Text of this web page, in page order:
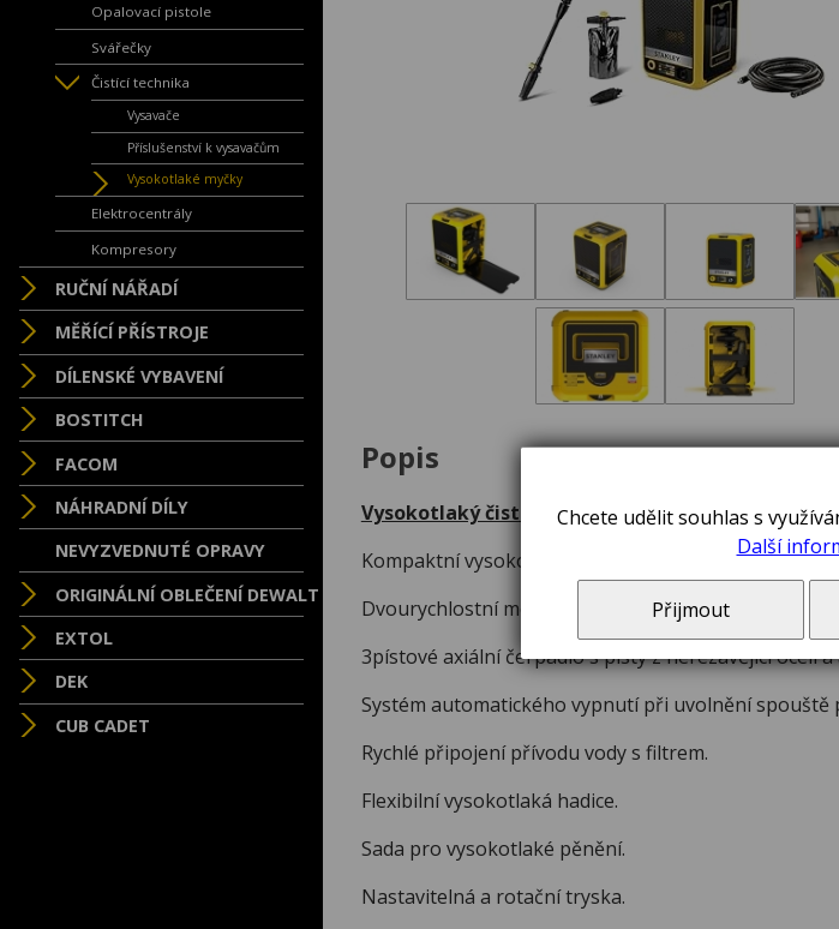
Opalovací pistole
Svářečky
Čistící technika
Vysavače
Příslušenství k vysavačům
Vysokotlaké myčky
Elektrocentrály
Kompresory
RUČNÍ NÁŘADÍ
MĚŘÍCÍ PŘÍSTROJE
DÍLENSKÉ VYBAVENÍ
BOSTITCH
FACOM
NÁHRADNÍ DÍLY
NEVYZVEDNUTÉ OPRAVY
ORIGINÁLNÍ OBLEČENÍ DEWALT
EXTOL
DEK
CUB CADET
Popis
Vysokotlaký čistič kompaktní 180 bar Stanley
Kompaktní vysokotlaký čistič s příslušenstvím
Dvourychlostní motor s tepelnou ochranou.
3pístové axiální čerpadlo s písty z nerezavějící oceli
Systém automatického vypnutí při uvolnění spouště
Rychlé připojení přívodu vody s filtrem.
Flexibilní vysokotlaká hadice.
Sada pro vysokotlaké pěnění.
Nastavitelná a rotační tryska.
Chcete udělit souhlas s
Další
Přijmout